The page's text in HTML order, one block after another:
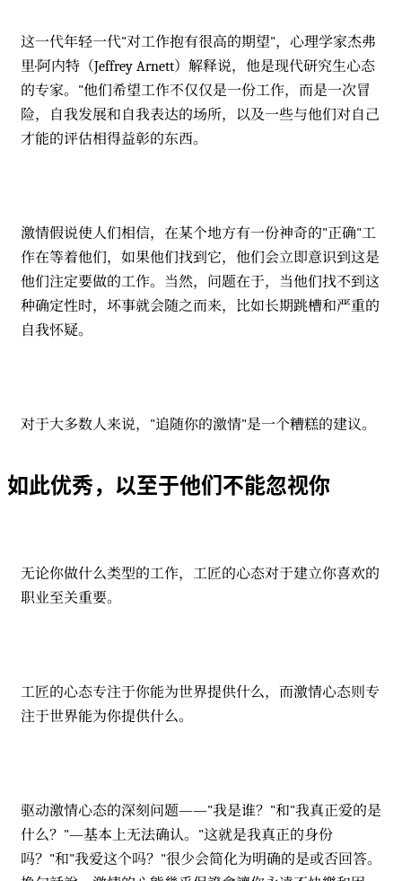
这一代年轻一代"对工作抱有很高的期望"，心理学家杰弗
里·阿内特（Jeffrey Arnett）解释说，他是现代研究生心态
的专家。"他们希望工作不仅仅是一份工作，而是一次冒
险，自我发展和自我表达的场所，以及一些与他们对自己
才能的评估相得益彰的东西。
激情假说使人们相信，在某个地方有一份神奇的"正确"工
作在等着他们，如果他们找到它，他们会立即意识到这是
他们注定要做的工作。当然，问题在于，当他们找不到这
种确定性时，坏事就会随之而来，比如长期跳槽和严重的
自我怀疑。
对于大多数人来说，"追随你的激情"是一个糟糕的建议。
如此优秀，以至于他们不能忽视你
无论你做什么类型的工作，工匠的心态对于建立你喜欢的
职业至关重要。
工匠的心态专注于你能为世界提供什么，而激情心态则专
注于世界能为你提供什么。
驱动激情心态的深刻问题——"我是谁？"和"我真正爱的是
什么？"—基本上无法确认。"这就是我真正的身份
吗？"和"我爱这个吗？"很少会简化为明确的是或否回答。